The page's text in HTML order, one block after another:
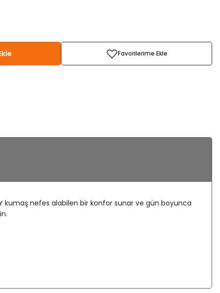
kumaş nefes alabilen bir konfor sunar ve gün boyunca